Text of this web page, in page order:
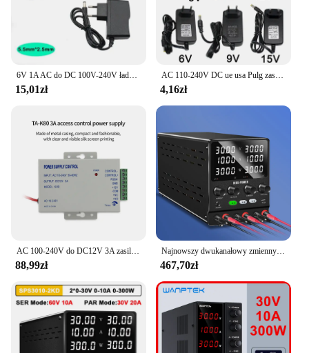
6V 1A AC do DC 100V-240V ładowarka zasilacz 1000ma Adapter Adapter konwertera transformatora wtyczka do usa ue ładowania 5.5mm * 2.5mm
15,01zł
AC 110-240V DC ue usa Pulg zasilacz 12V 9V 5V 6V 15V 3A ładowarka sieciowa zasilacz do LED listwa oświetleniowa 5.5mm x 2.1mm
4,16zł
88,99zł
Najnowszy dwukanałowy zmienny cyfrowy zasilacz prądu stałego 30V 10A 60V 5A Regulator napięcia serii równoległych funkcji naprawy laptopa
467,70zł